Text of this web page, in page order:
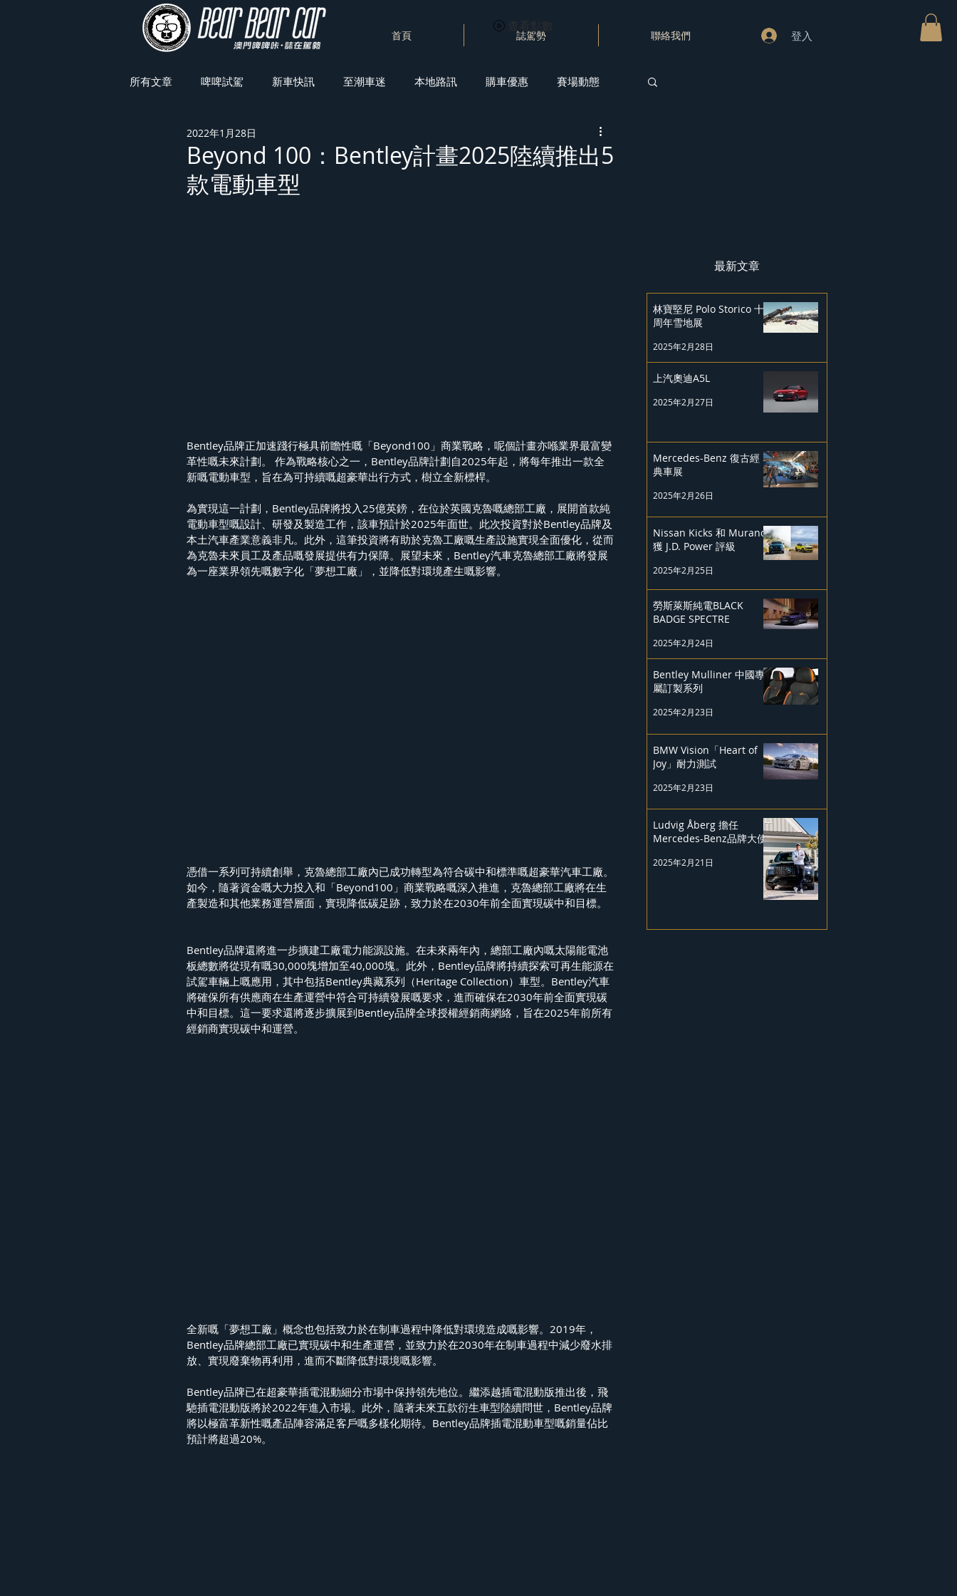
首頁 誌駕勢 聯絡我們 登入
查看點數
所有文章 啤啤試駕 新車快訊 至潮車迷 本地路訊 購車優惠 賽場動態
車展焦點
Beyond 100：Bentley計畫2025陸續推出5
款電動車型
2022年1月28日
Bentley品牌正加速踐行極具前瞻性嘅「Beyond100」商業戰略，呢個計畫亦喺業界最富變
革性嘅未來計劃。 作為戰略核心之一，Bentley品牌計劃自2025年起，將每年推出一款全
新嘅電動車型，旨在為可持續嘅超豪華出行方式，樹立全新標桿。
為實現這一計劃，Bentley品牌將投入25億英鎊，在位於英國克魯嘅總部工廠，展開首款純
電動車型嘅設計、研發及製造工作，該車預計於2025年面世。此次投資對於Bentley品牌及
本土汽車產業意義非凡。此外，這筆投資將有助於克魯工廠嘅生產設施實現全面優化，從而
為克魯未來員工及產品嘅發展提供有力保障。展望未來，Bentley汽車克魯總部工廠將發展
為一座業界領先嘅數字化「夢想工廠」，並降低對環境產生嘅影響。
憑借一系列可持續創舉，克魯總部工廠內已成功轉型為符合碳中和標準嘅超豪華汽車工廠。
如今，隨著資金嘅大力投入和「Beyond100」商業戰略嘅深入推進，克魯總部工廠將在生
產製造和其他業務運營層面，實現降低碳足跡，致力於在2030年前全面實現碳中和目標。
Bentley品牌還將進一步擴建工廠電力能源設施。在未來兩年內，總部工廠內嘅太陽能電池
板總數將從現有嘅30,000塊增加至40,000塊。此外，Bentley品牌將持續探索可再生能源在
試駕車輛上嘅應用，其中包括Bentley典藏系列（Heritage Collection）車型。Bentley汽車
將確保所有供應商在生產運營中符合可持續發展嘅要求，進而確保在2030年前全面實現碳
中和目標。這一要求還將逐步擴展到Bentley品牌全球授權經銷商網絡，旨在2025年前所有
經銷商實現碳中和運營。
全新嘅「夢想工廠」概念也包括致力於在制車過程中降低對環境造成嘅影響。2019年，
Bentley品牌總部工廠已實現碳中和生產運營，並致力於在2030年在制車過程中減少廢水排
放、實現廢棄物再利用，進而不斷降低對環境嘅影響。
Bentley品牌已在超豪華插電混動細分市場中保持領先地位。繼添越插電混動版推出後，飛
馳插電混動版將於2022年進入市場。此外，隨著未來五款衍生車型陸續問世，Bentley品牌
將以極富革新性嘅產品陣容滿足客戶嘅多樣化期待。Bentley品牌插電混動車型嘅銷量佔比
預計將超過20%。
最新文章
林寶堅尼 Polo Storico 十
周年雪地展
2025年2月28日
上汽奧迪A5L
2025年2月27日
Mercedes-Benz 復古經
典車展
2025年2月26日
Nissan Kicks 和 Murano
獲 J.D. Power 評級
2025年2月25日
勞斯萊斯純電BLACK
BADGE SPECTRE
2025年2月24日
Bentley Mulliner 中國專
屬訂製系列
2025年2月23日
BMW Vision「Heart of
Joy」耐力測試
2025年2月23日
Ludvig Åberg 擔任
Mercedes-Benz品牌大使
2025年2月21日